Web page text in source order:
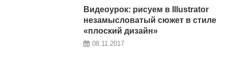
Видеоурок: рисуем в Illustrator
незамысловатый сюжет в стиле
«плоский дизайн»
08.11.2017